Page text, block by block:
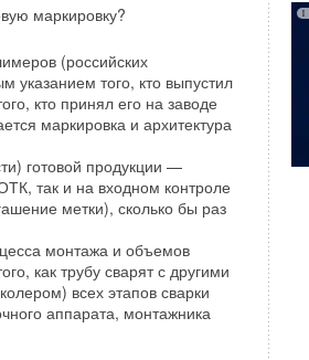
маркировку?
(российских
того, кто выпустил
кто принял его на заводе
маркировка и архитектура
готовой продукции —
так и на входном контроле
метки), сколько бы раз
монтажа и объемов
как трубу сварят с другими
всех этапов сварки
аппарата, монтажника
бы работать
космической солнечной
ставящий под сомнение
запуска
количество энергии,
солнечную энергию
в 61 цент за киловатт-час,
или ветряных
час.
солнечной энергии
при запуске станций